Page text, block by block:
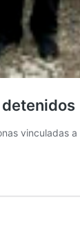
vinculadas